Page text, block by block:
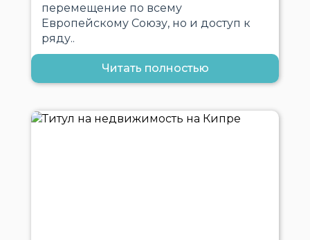
перемещение по всему
Европейскому Союзу, но и доступ к
ряду..
Читать полностью